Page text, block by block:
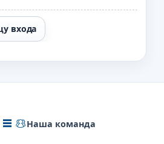
входа
Наша команда